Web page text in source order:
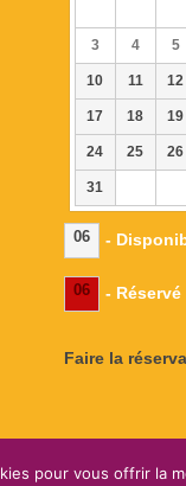
3 4 5
10 11 12
17 18 19
24 25 26
31
06 -
06 - Réservé
Faire la
de l'EssenCiel -
pour vous offrir la